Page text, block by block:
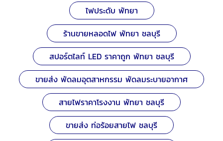
ไฟประดับ พัทยา
ร้านขายหลอดไฟ พัทยา ชลบุรี
สปอร์ตไลท์ LED ราคาถูก พัทยา ชลบุรี
ขายส่ง พัดลมอุตสาหกรรม พัดลมระบายอากาศ
สายไฟราคาโรงงาน พัทยา ชลบุรี
ขายส่ง ท่อร้อยสายไฟ ชลบุรี